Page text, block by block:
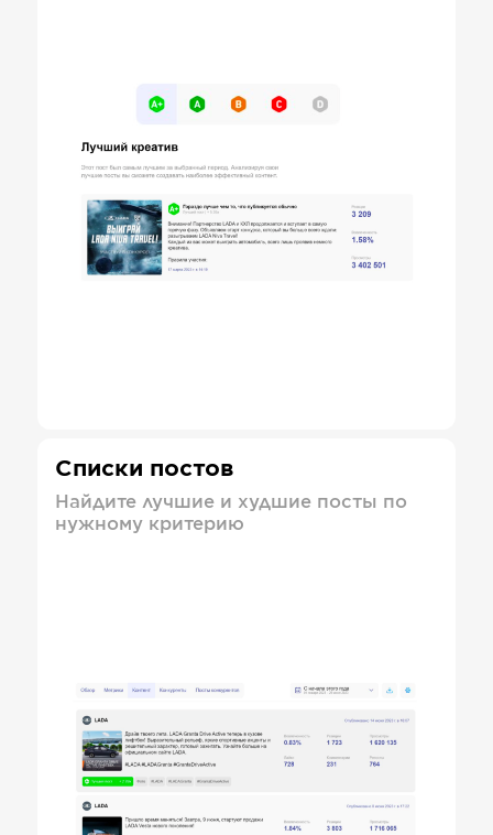
Списки постов
Найдите лучшие и худшие посты по
нужному критерию